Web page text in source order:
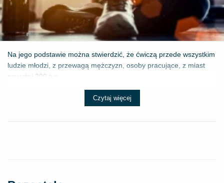
Na jego podstawie można stwierdzić, że ćwiczą przede wszystkim
ludzie młodzi, z przewagą mężczyzn, osoby pracujące, z miast
powyżej 200 tys...
Czytaj więcej